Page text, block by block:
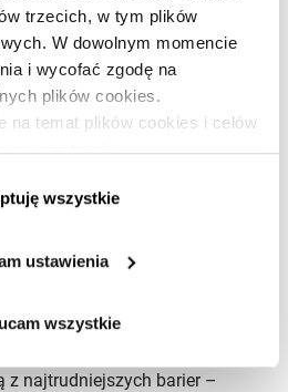
trzecich, w tym plików
W dowolnym momencie
i wycofać zgodę na
plików cookies.
na temat plików cookies i celów
są na stronie
wszystkie
ustawienia
wszystkie
powszechnie znane
mechanizmy, a także
na znaczne sumy.
gospodarka dzielenia się tylko
ekonomiazmienia się z tej, która
do dóbr. Posiadacze
z najtrudniejszych barier –